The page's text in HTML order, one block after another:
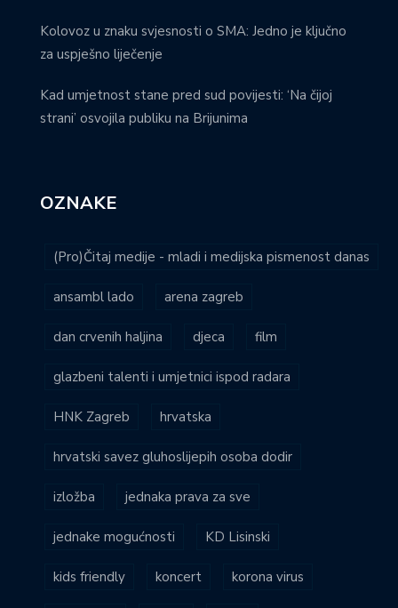
Kolovoz u znaku svjesnosti o SMA: Jedno je ključno
za uspješno liječenje
Kad umjetnost stane pred sud povijesti: ‘Na čijoj
strani’ osvojila publiku na Brijunima
OZNAKE
(Pro)Čitaj medije - mladi i medijska pismenost danas
ansambl lado arena zagreb
dan crvenih haljina djeca film
glazbeni talenti i umjetnici ispod radara
HNK Zagreb hrvatska
hrvatski savez gluhoslijepih osoba dodir
izložba jednaka prava za sve
jednake mogućnosti KD Lisinski
kids friendly koncert korona virus